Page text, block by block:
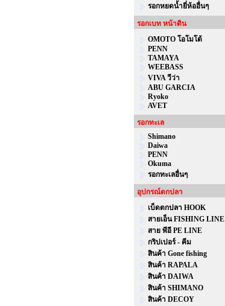
รอกหยดน้ำยี่ห้ออื่นๆ
รอกเบท หน้าดิน
OMOTO โอโมโต้
PENN
TAMAYA
WEEBASS
VIVA วีว่า
ABU GARCIA
Ryoko
AVET
รอกทะเล
Shimano
Daiwa
PENN
Okuma
รอกทะเลอื่นๆ
อุปกรณ์ตกปลา
เบ็ดตกปลา HOOK
สายเอ็น FISHING LINE
สาย พีอี PE LINE
กริปเปอร์ - คีม
สินค้า Gone fishing
สินค้า RAPALA
สินค้า DAIWA
สินค้า SHIMANO
สินค้า DECOY